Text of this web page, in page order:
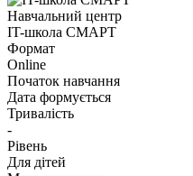
Навчальний центр
IT-школа СМАРТ
Формат
Online
Початок навчання
Дата формується
Тривалість
-
Рівень
Для дітей